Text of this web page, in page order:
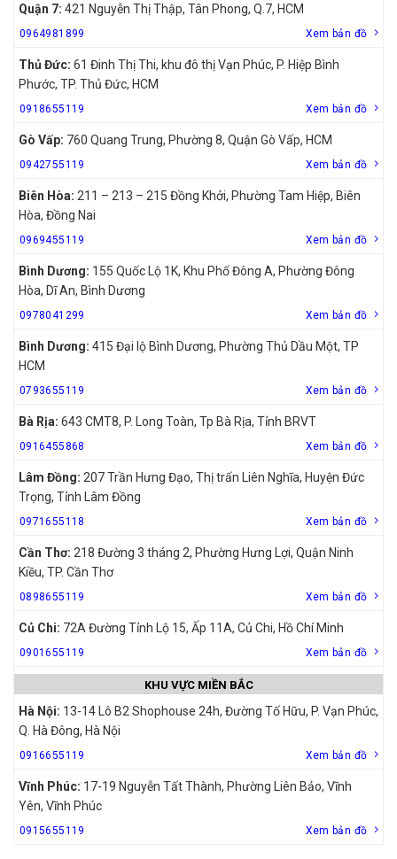
Quận 7: 421 Nguyễn Thị Thập, Tân Phong, Q.7, HCM
0964981899 Xem bản đồ
Thủ Đức: 61 Đinh Thị Thi, khu đô thị Vạn Phúc, P. Hiệp Bình
Phước, TP. Thủ Đức, HCM
0918655119 Xem bản đồ
Gò Vấp: 760 Quang Trung, Phường 8, Quận Gò Vấp, HCM
0942755119 Xem bản đồ
Biên Hòa: 211 – 213 – 215 Đồng Khởi, Phường Tam Hiệp, Biên
Hòa, Đồng Nai
0969455119 Xem bản đồ
Bình Dương: 155 Quốc Lộ 1K, Khu Phố Đông A, Phường Đông
Hòa, Dĩ An, Bình Dương
0978041299 Xem bản đồ
Bình Dương: 415 Đại lộ Bình Dương, Phường Thủ Dầu Một, TP
HCM
0793655119 Xem bản đồ
Bà Rịa: 643 CMT8, P. Long Toàn, Tp Bà Rịa, Tỉnh BRVT
0916455868 Xem bản đồ
Lâm Đồng: 207 Trần Hưng Đạo, Thị trấn Liên Nghĩa, Huyện Đức
Trọng, Tỉnh Lâm Đồng
0971655118 Xem bản đồ
Cần Thơ: 218 Đường 3 tháng 2, Phường Hưng Lợi, Quận Ninh
Kiều, TP. Cần Thơ
0898655119 Xem bản đồ
Củ Chi: 72A Đường Tỉnh Lộ 15, Ấp 11A, Củ Chi, Hồ Chí Minh
0901655119 Xem bản đồ
KHU VỰC MIỀN BẮC
Hà Nội: 13-14 Lô B2 Shophouse 24h, Đường Tố Hữu, P. Vạn Phúc,
Q. Hà Đông, Hà Nội
0916655119 Xem bản đồ
Vĩnh Phúc: 17-19 Nguyễn Tất Thành, Phường Liên Bảo, Vĩnh
Yên, Vĩnh Phúc
0915655119 Xem bản đồ